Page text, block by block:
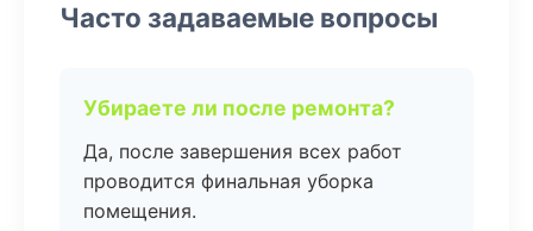
Часто задаваемые вопросы
Убираете ли после ремонта?
Да, после завершения всех работ
проводится финальная уборка
помещения.